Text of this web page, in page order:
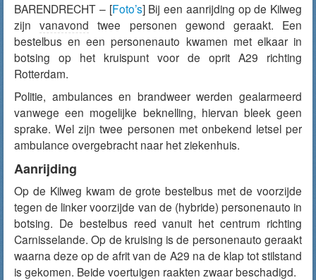
BARENDRECHT – [Foto’s] Bij een aanrijding op de Kilweg
zijnvanavond twee personen gewond geraakt. Een
bestelbus en een personenauto kwamen met elkaar in
botsing op het kruispunt voor de oprit A29 richting
Rotterdam.
Politie, ambulances en brandweer werden gealarmeerd
vanwege een mogelijke beknelling, hiervan bleek geen
sprake. Wel zijn twee personen met onbekend letsel per
ambulance overgebracht naar het ziekenhuis.
Aanrijding
Op de Kilweg kwam de grote bestelbus met de voorzijde
tegen de linker voorzijde van de (hybride) personenauto in
botsing. De bestelbus reed vanuit het centrum richting
Carnisselande. Op de kruising is de personenauto geraakt
waarna deze op de afrit van de A29 na de klap tot stilstand
is gekomen. Beide voertuigen raakten zwaar beschadigd.